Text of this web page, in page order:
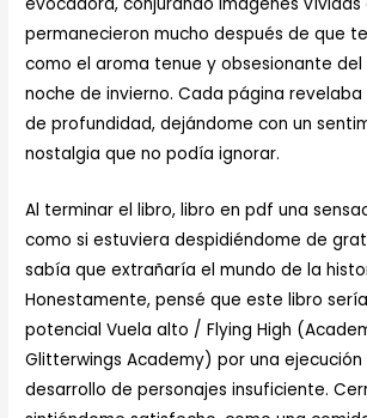
permanecieron mucho después de que
como el aroma tenue y obsesionante del
noche de invierno. Cada página
de profundidad, dejándome con un
nostalgia que no podía ignorar.
Al terminar el libro, libro en pdf una
como si estuviera despidiéndome de
sabía que extrañaría el mundo de la
Honestamente, pensé que este libro
potencial Vuela alto / Flying High
Glitterwings Academy) por una
desarrollo de personajes insuficiente.